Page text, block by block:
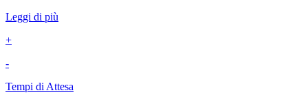
Leggi di più
+
-
Tempi di Attesa